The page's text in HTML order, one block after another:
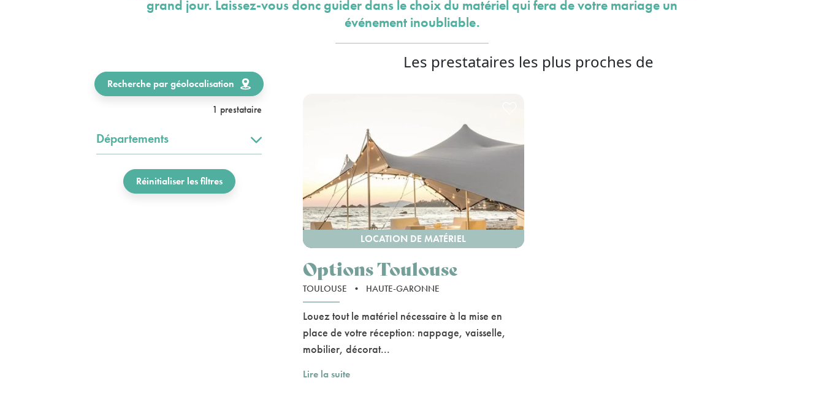
grand jour. Laissez-vous donc guider dans le choix du matériel qui fera de votre mariage un
événement inoubliable.
Recherche par géolocalisation
1 prestataire
Départements
Réinitialiser les filtres
Les prestataires les plus proches de
LOCATION DE MATÉRIEL
Options Toulouse
TOULOUSE • HAUTE-GARONNE
Louez tout le matériel nécessaire à la mise en
place de votre réception: nappage, vaisselle,
mobilier, décorat...
Lire la suite